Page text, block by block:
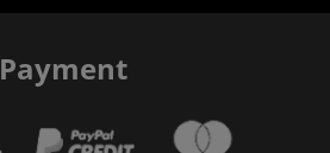
Payment